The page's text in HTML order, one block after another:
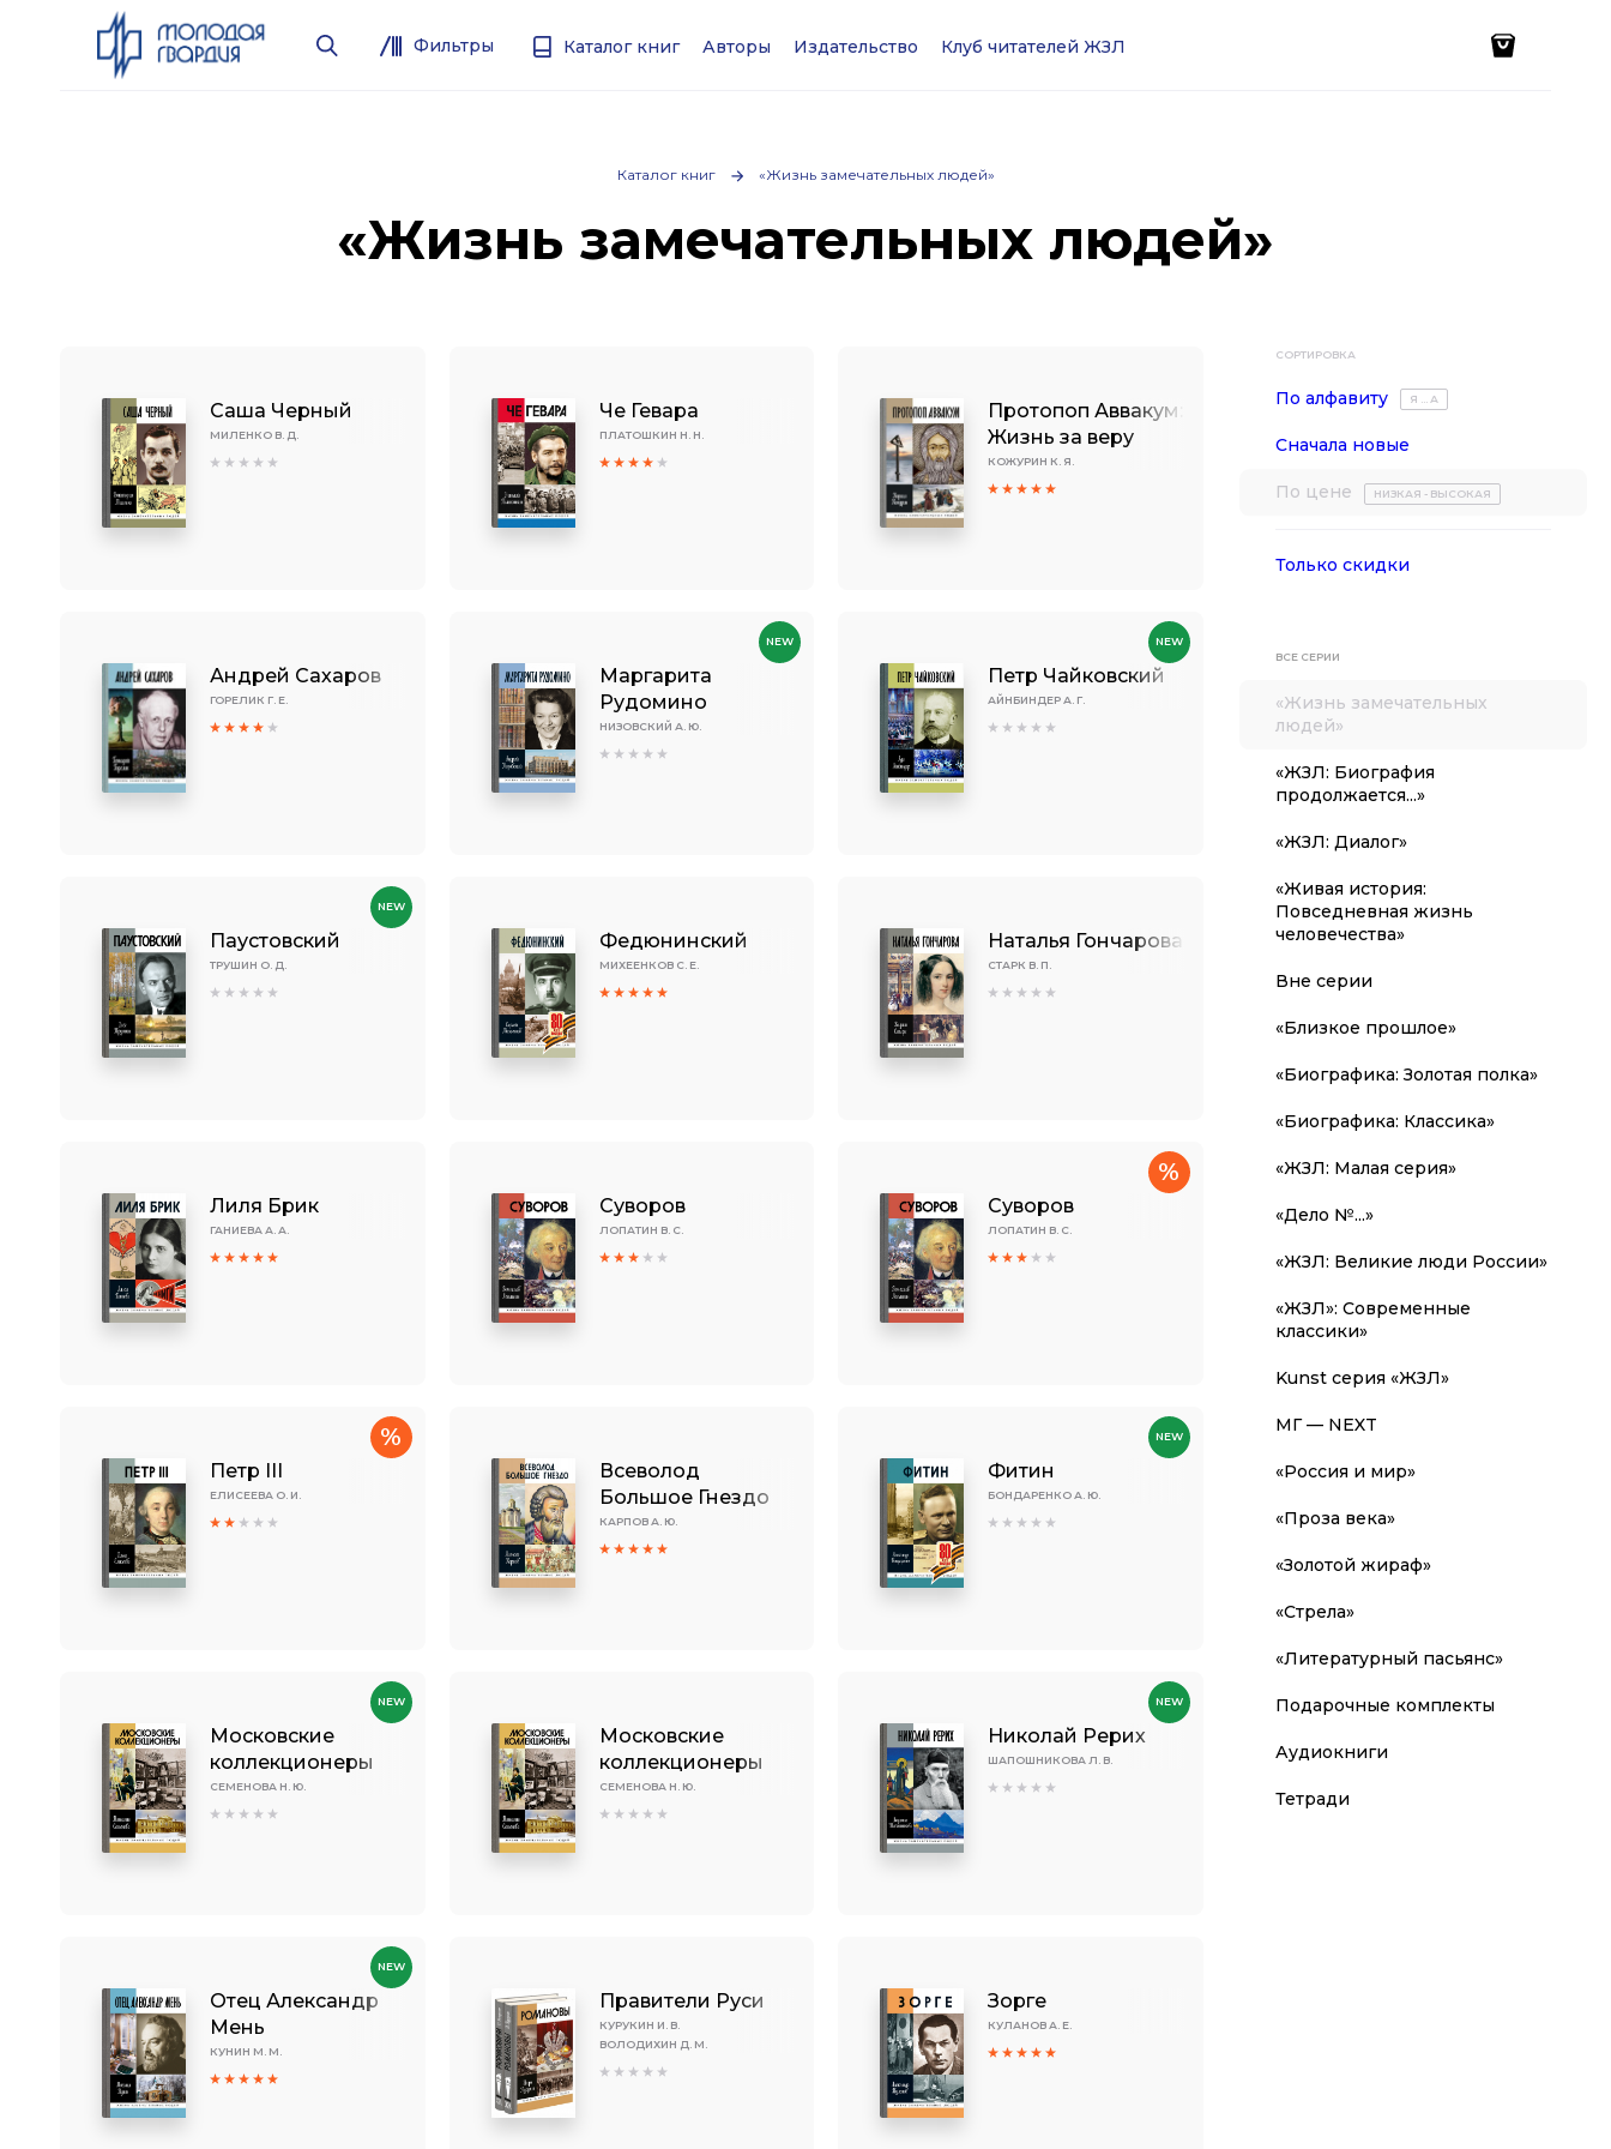
Фильтры Каталог книг Авторы Издательство Клуб читателей ЖЗЛ
Каталог книг «Жизнь замечательных людей»
«Жизнь замечательных людей»
Саша Черный
МИЛЕНКО В. Д.
Че Гевара
ПЛАТОШКИН Н. Н.
Протопоп Аввакум:
Жизнь за веру
КОЖУРИН К. Я.
Андрей Сахаров
ГОРЕЛИК Г. Е.
Маргарита
Рудомино
НИЗОВСКИЙ А. Ю.
NEW
Петр Чайковский
АЙНБИНДЕР А. Г.
NEW
Паустовский
ТРУШИН О. Д.
NEW
Федюнинский
МИХЕЕНКОВ С. Е.
Наталья Гончарова
СТАРК В. П.
Лиля Брик
ГАНИЕВА А. А.
Суворов
ЛОПАТИН В. С.
Суворов
ЛОПАТИН В. С.
%
Петр III
ЕЛИСЕЕВА О. И.
%
Всеволод
Большое Гнездо
КАРПОВ А. Ю.
Фитин
БОНДАРЕНКО А. Ю.
NEW
Московские
коллекционеры
СЕМЕНОВА Н. Ю.
NEW
Московские
коллекционеры
СЕМЕНОВА Н. Ю.
Николай Рерих
ШАПОШНИКОВА Л. В.
NEW
Отец Александр
Мень
КУНИН М. М.
NEW
Правители Руси
КУРУКИН И. В.
ВОЛОДИХИН Д. М.
Зорге
КУЛАНОВ А. Е.
СОРТИРОВКА
По алфавиту Я ... А
Сначала новые
По цене НИЗКАЯ - ВЫСОКАЯ
Только скидки
ВСЕ СЕРИИ
«Жизнь замечательных
людей»
«ЖЗЛ: Биография
продолжается...»
«ЖЗЛ: Диалог»
«Живая история:
Повседневная жизнь
человечества»
Вне серии
«Близкое прошлое»
«Биографика: Золотая полка»
«Биографика: Классика»
«ЖЗЛ: Малая серия»
«Дело №...»
«ЖЗЛ: Великие люди России»
«ЖЗЛ»: Современные
классики»
Kunst серия «ЖЗЛ»
МГ — NEXT
«Россия и мир»
«Проза века»
«Золотой жираф»
«Стрела»
«Литературный пасьянс»
Подарочные комплекты
Аудиокниги
Тетради